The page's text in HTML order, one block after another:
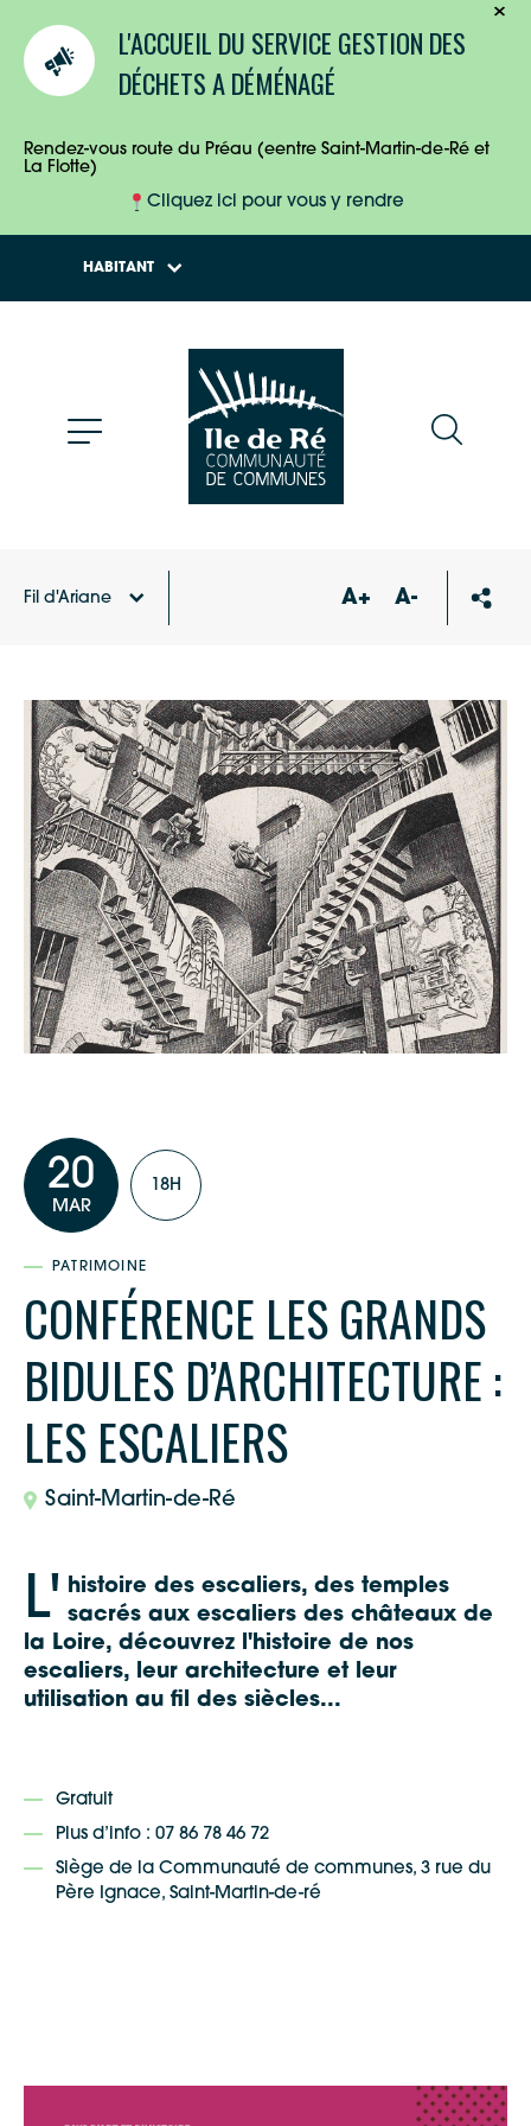
L'ACCUEIL DU SERVICE GESTION DES
DÉCHETS A DÉMÉNAGÉ
Rendez-vous route du Préau (eentre Saint-Martin-de-Ré et
La Flotte)
Cliquez ici pour vous y rendre
HABITANT
ENTREPRISES
Fil d'Ariane A+ A-
20
MAR
18H
PATRIMOINE
CONFÉRENCE LES GRANDS
BIDULES D’ARCHITECTURE :
LES ESCALIERS
Saint-Martin-de-Ré
L' histoire des escaliers, des temples
sacrés aux escaliers des châteaux de
la Loire, découvrez l'histoire de nos
escaliers, leur architecture et leur
utilisation au fil des siècles...
Gratuit
Plus d’info : 07 86 78 46 72
Siège de la Communauté de communes, 3 rue du
Père Ignace, Saint-Martin-de-ré